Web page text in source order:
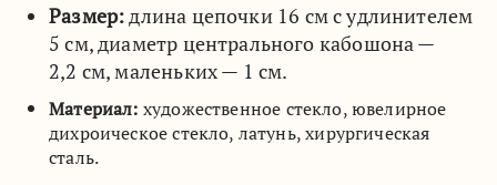
Размер: длина цепочки 16 см с удлинителем
5 см, диаметр центрального кабошона —
2,2 см, маленьких — 1 см.
Материал: художественное стекло, ювелирное
дихроическое стекло, латунь, хирургическая
сталь.